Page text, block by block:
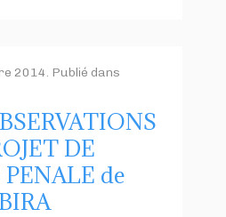
2014. Publié dans
DE
de